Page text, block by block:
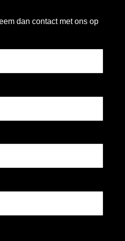
dan contact met ons op